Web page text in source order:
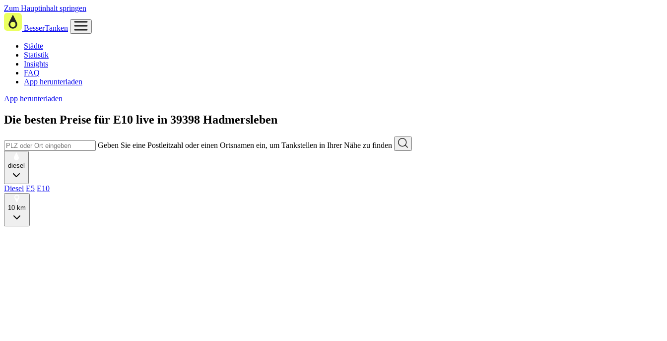
Zum Hauptinhalt springen
BesserTanken
Städte
Statistik
Insights
FAQ
App herunterladen
App herunterladen
Die besten Preise für E10 live in 39398 Hadmersleben
Geben Sie eine Postleitzahl oder einen Ortsnamen ein, um Tankstellen in Ihrer Nähe zu finden
diesel
Diesel E5 E10
10 km